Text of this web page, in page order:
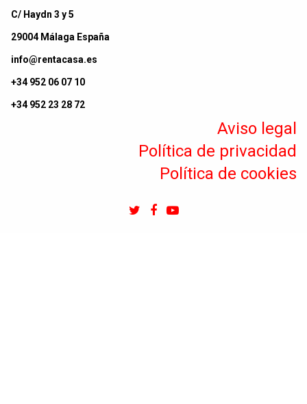
C/ Haydn 3 y 5
29004 Málaga España
info@rentacasa.es
+34 952 06 07 10
+34 952 23 28 72
Aviso legal
Política de privacidad
Política de cookies